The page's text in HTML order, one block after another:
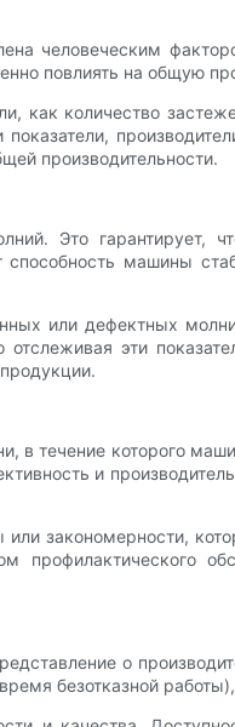
человеческим
повлиять на общую
как количество
производительности.
Это гарантирует,
машины
или дефектных
эти
течение которого
и
закономерности,
о
безотказной